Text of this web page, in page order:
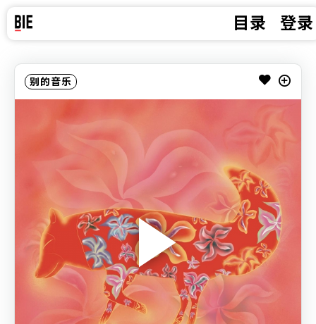
目录 登录
别的音乐